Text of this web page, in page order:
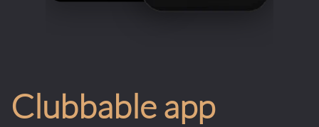
Clubbable app